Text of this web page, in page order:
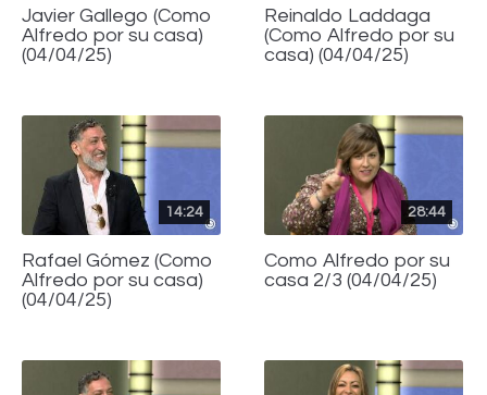
Javier Gallego (Como
Alfredo por su casa)
(04/04/25)
Reinaldo Laddaga
(Como Alfredo por su
casa) (04/04/25)
14:24
Rafael Gómez (Como
Alfredo por su casa)
(04/04/25)
28:44
Como Alfredo por su
casa 2/3 (04/04/25)